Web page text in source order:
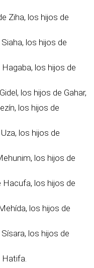
Ziha, los hijos de
los hijos de
los hijos de
los hijos de Gahar,
los hijos de
los hijos de
los hijos de
Hacufa, los hijos de
los hijos de
los hijos de
Hatifa.